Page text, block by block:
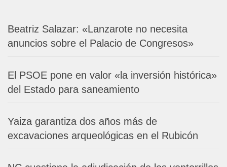
Beatriz Salazar: «Lanzarote no necesita
anuncios sobre el Palacio de Congresos»
El PSOE pone en valor «la inversión histórica»
del Estado para saneamiento
Yaiza garantiza dos años más de
excavaciones arqueológicas en el Rubicón